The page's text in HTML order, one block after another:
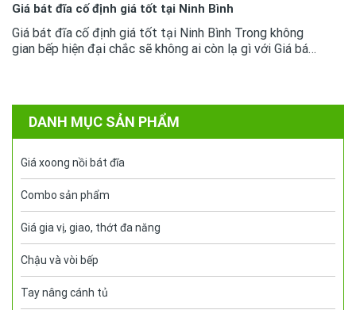
Giá bát đĩa cố định giá tốt tại Ninh Bình
Giá bát đĩa cố định giá tốt tại Ninh Bình Trong không
gian bếp hiện đại chắc sẽ không ai còn lạ gì với Giá bát
DANH MỤC SẢN PHẨM
Giá xoong nồi bát đĩa
Combo sản phẩm
Giá gia vị, giao, thớt đa năng
Chậu và vòi bếp
Tay nâng cánh tủ